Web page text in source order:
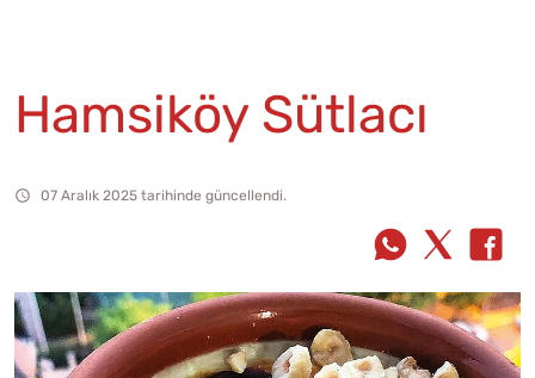
Hamsiköy Sütlacı
07 Aralık 2025 tarihinde güncellendi.